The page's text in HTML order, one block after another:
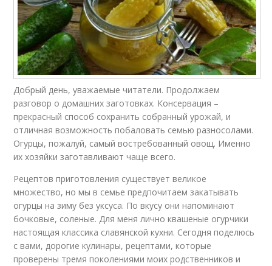
Добрый день, уважаемые читатели. Продолжаем
разговор о домашних заготовках. Консервация –
прекрасный способ сохранить собранный урожай, и
отличная возможность побаловать семью разносолами.
Огурцы, пожалуй, самый востребованный овощ. Именно
их хозяйки заготавливают чаще всего.
Рецептов приготовления существует великое
множество, но мы в семье предпочитаем закатывать
огурцы на зиму без уксуса. По вкусу они напоминают
бочковые, соленые. Для меня лично квашеные огурчики
настоящая классика славянской кухни. Сегодня поделюсь
с вами, дорогие кулинары, рецептами, которые
проверены тремя поколениями моих родственников и